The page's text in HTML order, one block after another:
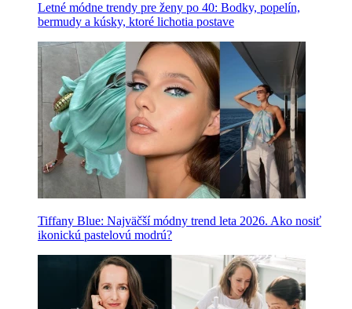
Letné módne trendy pre ženy po 40: Bodky, popelín,
bermudy a kúsky, ktoré lichotia postave
Tiffany Blue: Najväčší módny trend leta 2026. Ako nosiť
ikonickú pastelovú modrú?